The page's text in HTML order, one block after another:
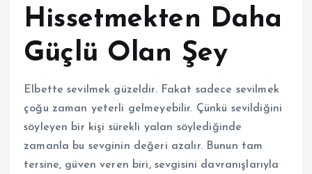
Hissetmekten Daha
Güçlü Olan Şey
Elbette sevilmek güzeldir. Fakat sadece sevilmek
çoğu zaman yeterli gelmeyebilir. Çünkü sevildiğini
söyleyen bir kişi sürekli yalan söylediğinde
zamanla bu sevginin değeri azalır. Bunun tam
tersine, güven veren biri, sevgisini davranışlarıyla